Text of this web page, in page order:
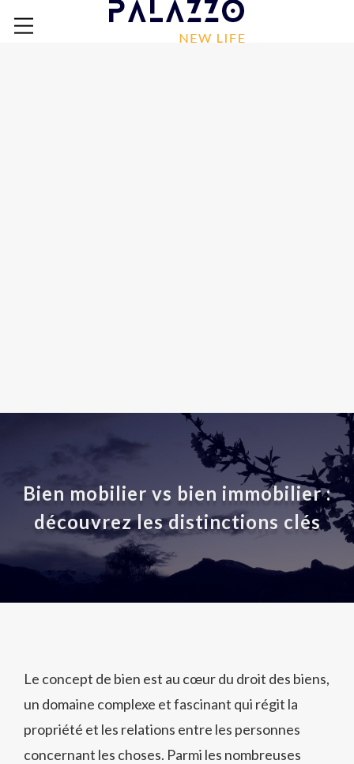
Bien mobilier vs bien immobilier :
découvrez les distinctions clés
Le concept de bien est au cœur du droit des biens,
un domaine complexe et fascinant qui régit la
propriété et les relations entre les personnes
concernant les choses. Parmi les nombreuses